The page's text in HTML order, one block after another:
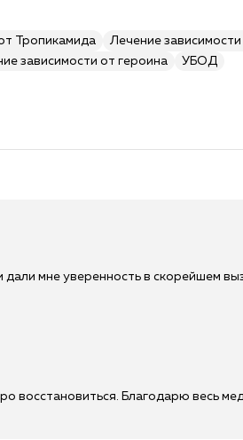
Тропикамида
Лечение
зависимости от героина
УБОД
дали мне уверенность в скорейшем
восстановиться. Благодарю весь